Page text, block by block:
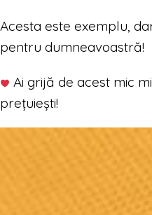
Acesta este exemplu,
pentru dumneavoastră!
Ai grijă de acest mic
prețuiești!